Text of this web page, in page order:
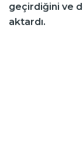
geçirdiğini ve
aktardı.